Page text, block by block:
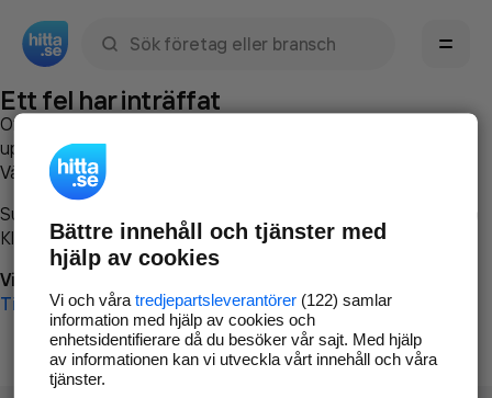
Ett fel har inträffat
Om du vill kan du
uppstod så att vi lättare och snabbare kan avhjälpa det.
Vänligen försök med följande:
Surfa till
Klicka påTillbaka-knappen i webbläsaren och försök igen
Vi beklagar besväret!
Till startsidan
Bättre innehåll och tjänster med
hjälp av cookies
Vi och våra tredjepartsleverantörer(122) samlar
information med hjälp av cookies och
enhetsidentifierare då du besöker vår sajt. Med hjälp
av informationen kan vi utveckla vårt innehåll och våra
tjänster.